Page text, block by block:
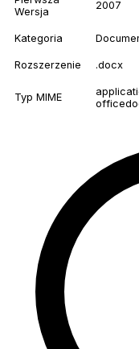
Wersja
2007
Kategoria
Rozszerzenie .docx
Typ MIME